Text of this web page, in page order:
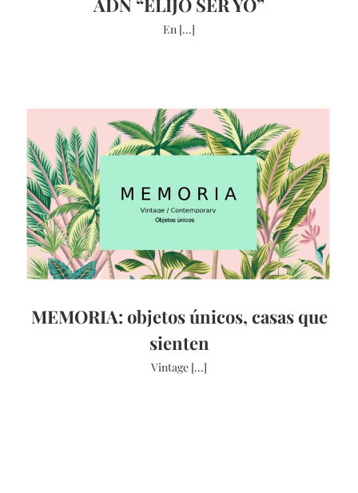
ADN “ELIJO SER YO”
En [...]
MEMORIA: objetos únicos, casas que
sienten
Vintage [...]